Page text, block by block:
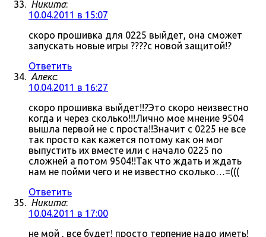
Никита:
10.04.2011 в 15:07
скоро прошивка для 0225 выйдет, она сможет
запускать новые игры ????с новой защитой!?
Ответить
Алекс:
10.04.2011 в 16:27
скоро прошивка выйдет!!?Это скоро неизвестно
когда и через сколько!!!Лично мое мнение 9504
вышла первой не с проста!!Значит с 0225 не все
так просто как кажется потому как он мог
выпустить их вместе или с начало 0225 по
сложней а потом 9504!!Так что ждать и ждать
нам не пойми чего и не известно сколько…=(((
Ответить
Никита:
10.04.2011 в 17:00
не мой , все будет! просто терпение надо иметь!